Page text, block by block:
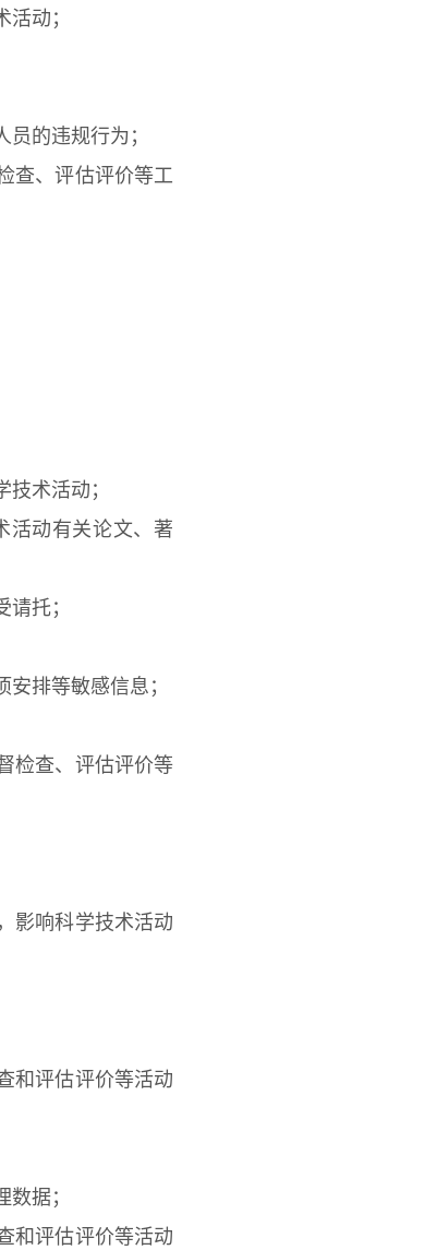
动；
的违规行为；
查、评估评价等工
术活动；
动有关论文、著
托；
排等敏感信息；
检查、评估评价等
影响科学技术活动
和评估评价等活动
据；
和评估评价等活动